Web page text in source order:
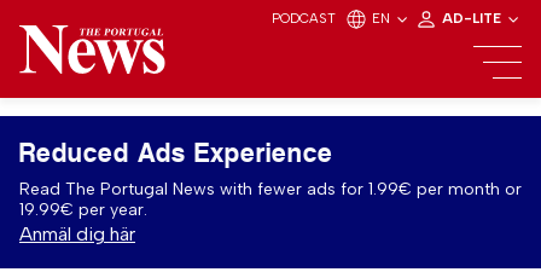
PODCAST EN AD-LITE
Reduced Ads Experience
Read The Portugal News with fewer ads for 1.99€ per month or
19.99€ per year.
Anmäl dig här